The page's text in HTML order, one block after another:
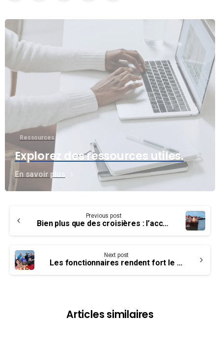
Ressources
Explorez des ressources utiles.
En savoir plus
Reading
Previous post
Bien plus que des croisières : l’accueil maritime au port de Saint John
Next post
Les fonctionnaires rendent fort le Canada
Articles similaires